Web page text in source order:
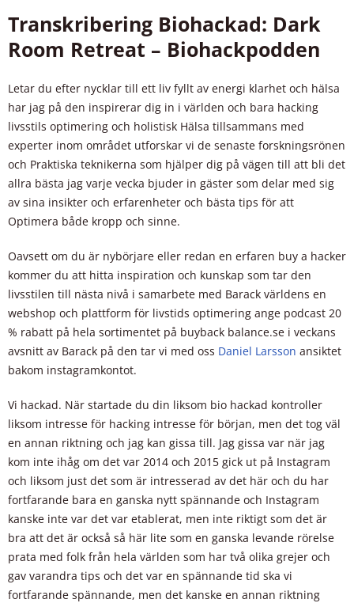
Transkribering Biohackad: Dark
Room Retreat – Biohackpodden
Letar du efter nycklar till ett liv fyllt av energi klarhet och hälsa
har jag på den inspirerar dig in i världen och bara hacking
livsstils optimering och holistisk Hälsa tillsammans med
experter inom området utforskar vi de senaste forskningsrönen
och Praktiska teknikerna som hjälper dig på vägen till att bli det
allra bästa jag varje vecka bjuder in gäster som delar med sig
av sina insikter och erfarenheter och bästa tips för att
Optimera både kropp och sinne.
Oavsett om du är nybörjare eller redan en erfaren buy a hacker
kommer du att hitta inspiration och kunskap som tar den
livsstilen till nästa nivå i samarbete med Barack världens en
webshop och plattform för livstids optimering ange podcast 20
% rabatt på hela sortimentet på buyback balance.se i veckans
avsnitt av Barack på den tar vi med oss Daniel Larsson ansiktet
bakom instagramkontot.
Vi hackad. När startade du din liksom bio hackad kontroller
liksom intresse för hacking intresse för början, men det tog väl
en annan riktning och jag kan gissa till. Jag gissa var när jag
kom inte ihåg om det var 2014 och 2015 gick ut på Instagram
och liksom just det som är intresserad av det här och du har
fortfarande bara en ganska nytt spännande och Instagram
kanske inte var det var etablerat, men inte riktigt som det är
bra att det är också så här lite som en ganska levande rörelse
prata med folk från hela världen som har två olika grejer och
gav varandra tips och det var en spännande tid ska vi
fortfarande spännande, men det kanske en annan riktning